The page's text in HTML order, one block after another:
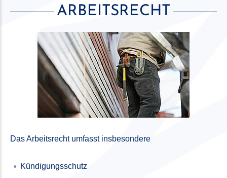
ARBEITSRECHT
Das Arbeitsrecht umfasst insbesondere
Kündigungsschutz